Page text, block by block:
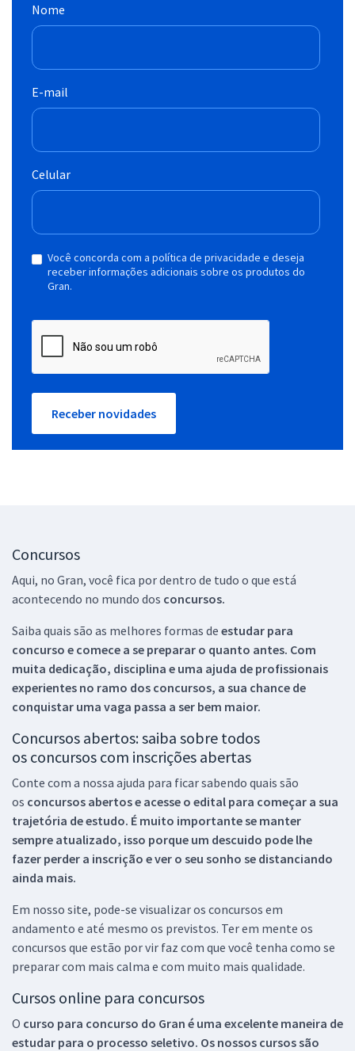
Nome
E-mail
Celular
Você concorda com a política de privacidade e deseja
receber informações adicionais sobre os produtos do
Gran.
Receber novidades
Concursos
Aqui, no Gran, você fica por dentro de tudo o que está
acontecendo no mundo dos concursos.
Saiba quais são as melhores formas de estudar para
concurso e comece a se preparar o quanto antes. Com
muita dedicação, disciplina e uma ajuda de profissionais
experientes no ramo dos concursos, a sua chance de
conquistar uma vaga passa a ser bem maior.
Concursos abertos: saiba sobre todos
os concursos com inscrições abertas
Conte com a nossa ajuda para ficar sabendo quais são
os concursos abertos e acesse o edital para começar a sua
trajetória de estudo. É muito importante se manter
sempre atualizado, isso porque um descuido pode lhe
fazer perder a inscrição e ver o seu sonho se distanciando
ainda mais.
Em nosso site, pode-se visualizar os concursos em
andamento e até mesmo os previstos. Ter em mente os
concursos que estão por vir faz com que você tenha como se
preparar com mais calma e com muito mais qualidade.
Cursos online para concursos
O curso para concurso do Gran é uma excelente maneira de
estudar para o processo seletivo. Os nossos cursos são